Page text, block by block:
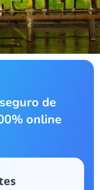
de
online